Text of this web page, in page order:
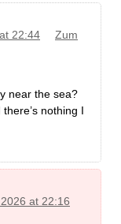
22:44
Zum
near the sea?
nothing I
at 22:16